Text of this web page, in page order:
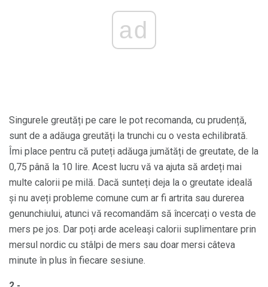
ad
Singurele greutăți pe care le pot recomanda, cu prudență,
sunt de a adăuga greutăți la trunchi cu o vesta echilibrată.
Îmi place pentru că puteți adăuga jumătăți de greutate, de la
0,75 până la 10 lire. Acest lucru vă va ajuta să ardeți mai
multe calorii pe milă. Dacă sunteți deja la o greutate ideală
și nu aveți probleme comune cum ar fi artrita sau durerea
genunchiului, atunci vă recomandăm să încercați o vesta de
mers pe jos. Dar poți arde aceleași calorii suplimentare prin
mersul nordic cu stâlpi de mers sau doar mersi câteva
minute în plus în fiecare sesiune.